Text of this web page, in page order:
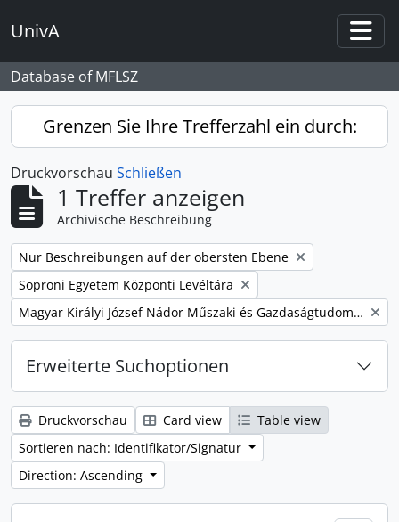
UnivA
Database of MFLSZ
Grenzen Sie Ihre Trefferzahl ein durch:
Druckvorschau Schließen
1 Treffer anzeigen
Archivische Beschreibung
Remove filter:
Nur Beschreibungen auf der obersten Ebene
Remove filter:
Soproni Egyetem Központi Levéltára
Remove filter:
Magyar Királyi József Nádor Műszaki és Gazdaságtudományi Egyetem Bánya-, Kohó- és Erdőmérnöki Kar
Erweiterte Suchoptionen
Druckvorschau Card view
Table view
Sortieren nach: Identifikator/Signatur
Direction: Ascending